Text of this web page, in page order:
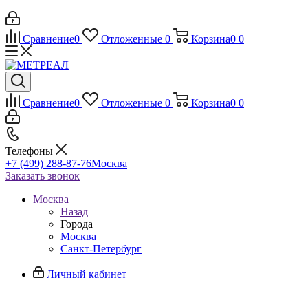
Сравнение0 Отложенные 0 Корзина0 0
Сравнение0 Отложенные 0 Корзина0 0
Телефоны
+7 (499) 288-87-76Москва
Заказать звонок
Москва
Назад
Города
Москва
Санкт-Петербург
Личный кабинет